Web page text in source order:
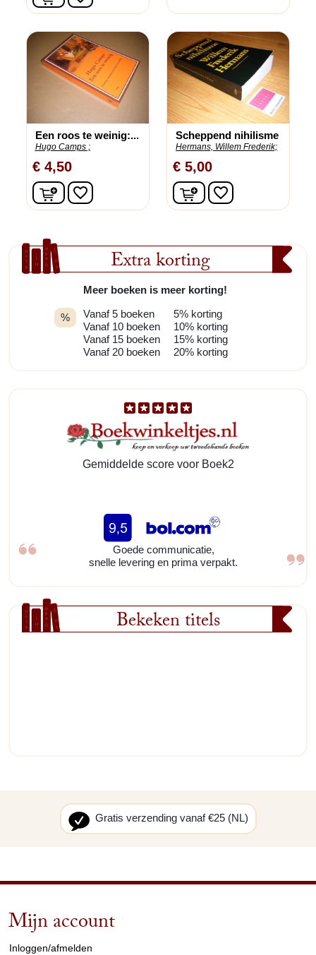
Extra korting
%
Meer boeken is meer korting!
Vanaf 5 boeken
Vanaf 10 boeken
Vanaf 15 boeken
Vanaf 20 boeken
5% korting
10% korting
15% korting
20% korting
Gemiddelde score voor Boek2
Goede communicatie,
snelle levering en prima verpakt.
Bekeken titels
Een roos te weinig:...
Hugo Camps ;
€ 4,50
In winkelwagen
favorite_border
Scheppend nihilisme
Hermans, Willem Frederik;
€ 5,00
In winkelwagen
favorite_border
Gratis verzending vanaf €25 (NL)
Mijn account
Inloggen/afmelden